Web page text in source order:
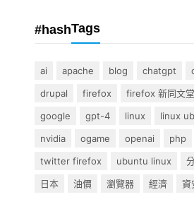
#hashTags
ai apache blog chatgpt
drupal
firefox firefox 新同文堂
google
gpt-4 linux linux
nvidia
ogame openai php
twitter firefox
ubuntu linux
日本
油價 瀏覽器 經濟 資